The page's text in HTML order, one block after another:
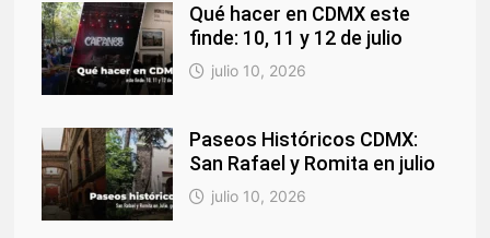
Qué hacer en CDMX este
finde: 10, 11 y 12 de julio
julio 10, 2026
Paseos Históricos CDMX:
San Rafael y Romita en julio
julio 10, 2026